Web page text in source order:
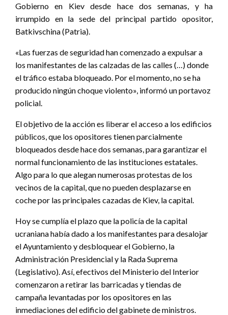
Gobierno en Kiev desde hace dos semanas, y ha
irrumpido en la sede del principal partido opositor,
Batkivschina (Patria).
«Las fuerzas de seguridad han comenzado a expulsar a
los manifestantes de las calzadas de las calles (…) donde
el tráfico estaba bloqueado. Por el momento, no se ha
producido ningún choque violento», informó un portavoz
policial.
El objetivo de la acción es liberar el acceso a los edificios
públicos, que los opositores tienen parcialmente
bloqueados desde hace dos semanas, para garantizar el
normal funcionamiento de las instituciones estatales.
Algo para lo que alegan numerosas protestas de los
vecinos de la capital, que no pueden desplazarse en
coche por las principales cazadas de Kiev, la capital.
Hoy se cumplía el plazo que la policía de la capital
ucraniana había dado a los manifestantes para desalojar
el Ayuntamiento y desbloquear el Gobierno, la
Administración Presidencial y la Rada Suprema
(Legislativo). Así, efectivos del Ministerio del Interior
comenzaron a retirar las barricadas y tiendas de
campaña levantadas por los opositores en las
inmediaciones del edificio del gabinete de ministros.